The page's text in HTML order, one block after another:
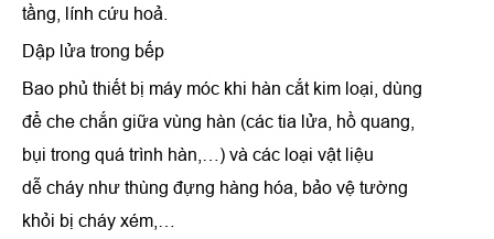
tầng, lính cứu hoả.
Dập lửa trong bếp
Bao phủ thiết bị máy móc khi hàn cắt kim loại, dùng
để che chắn giữa vùng hàn (các tia lửa, hồ quang,
bụi trong quá trình hàn,…) và các loại vật liệu
dễ cháy như thùng đựng hàng hóa, bảo vệ tường
khỏi bị cháy xém,…